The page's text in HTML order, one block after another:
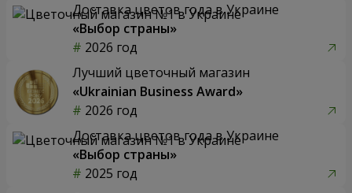
Доставка цветов года в Украине
«Выбор страны»
2026 год
Лучший цветочный магазин
«Ukrainian Business Award»
2026 год
Доставка цветов года в Украине
«Выбор страны»
2025 год